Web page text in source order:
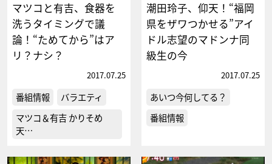
マツコと有吉、食器を
洗うタイミングで議
論！“ためてから”はア
リ？ナシ？
2017.07.25
番組情報
バラエティ
マツコ＆有吉 かりそめ
天…
潮田玲子、仰天！“福岡
県をザワつかせる”アイ
ドル志望のマドンナ同
級生の今
2017.07.25
あいつ今何してる？
番組情報